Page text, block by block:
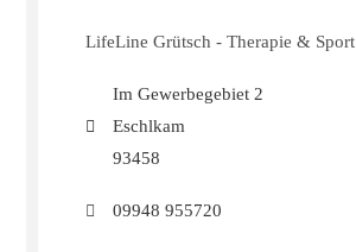
LifeLine Grütsch - Therapie & Sport
Im Gewerbegebiet 2
Eschlkam
93458
09948 955720